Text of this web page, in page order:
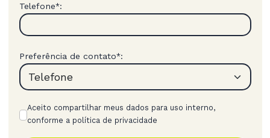
Telefone*:
Preferência de contato*:
Aceito compartilhar meus dados para uso interno,
conforme a política de privacidade